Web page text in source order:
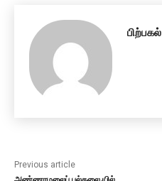
பிற்பகல்
Previous article